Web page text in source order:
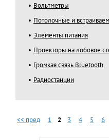
Вольтметры
Потолочные и
Элементы питания
Проекторы на лобовое
Громкая связь Bluetooth
Радиостанции
<< пред 1 2 3 4 5 6